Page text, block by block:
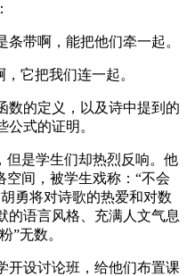
带啊，能把他们牵一起。
它把我们连一起。
数的定义，以及诗中提到的
式的证明。
但是学生们却热烈反响。他
空间，被学生戏称：“不会
勇将对诗歌的热爱和对数
的语言风格、充满人文气息
”无数。
开设讨论班，给他们布置课